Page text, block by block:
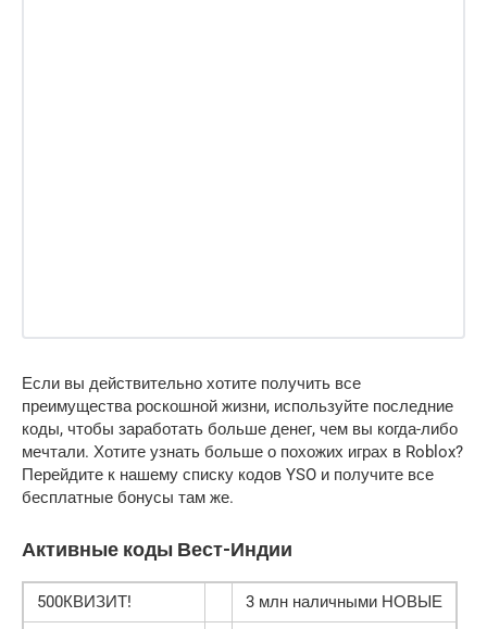
Если вы действительно хотите получить все
преимущества роскошной жизни, используйте последние
коды, чтобы заработать больше денег, чем вы когда-либо
мечтали. Хотите узнать больше о похожих играх в Roblox?
Перейдите к нашему списку кодов YSO и получите все
бесплатные бонусы там же.
Активные коды Вест-Индии
500КВИЗИТ!
3 млн наличными НОВЫЕ